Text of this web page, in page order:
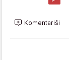
Komentariši